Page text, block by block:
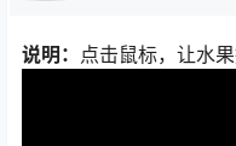
说明： 点击鼠标，让水